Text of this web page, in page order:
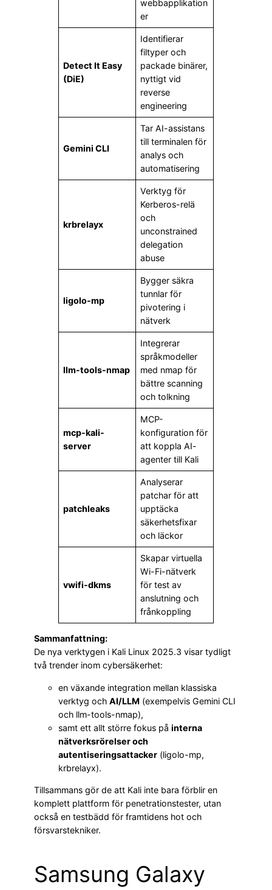
webbapplikation
er
Detect It Easy
(DiE)
Identifierar
filtyper och
packade binärer,
nyttigt vid
reverse
engineering
Gemini CLI
Tar AI-assistans
till terminalen för
analys och
automatisering
krbrelayx
Verktyg för
Kerberos-relä
och
unconstrained
delegation
abuse
ligolo-mp
Bygger säkra
tunnlar för
pivotering i
nätverk
llm-tools-nmap
Integrerar
språkmodeller
med nmap för
bättre scanning
och tolkning
mcp-kali-
server
MCP-
konfiguration för
att koppla AI-
agenter till Kali
patchleaks
Analyserar
patchar för att
upptäcka
säkerhetsfixar
och läckor
vwifi-dkms
Skapar virtuella
Wi-Fi-nätverk
för test av
anslutning och
frånkoppling
Sammanfattning:
De nya verktygen i Kali Linux 2025.3 visar tydligt
två trender inom cybersäkerhet:
en växande integration mellan klassiska
verktyg och AI/LLM (exempelvis Gemini CLI
och llm-tools-nmap),
samt ett allt större fokus på interna
nätverksrörelser och
autentiseringsattacker (ligolo-mp,
krbrelayx).
Tillsammans gör de att Kali inte bara förblir en
komplett plattform för penetrationstester, utan
också en testbädd för framtidens hot och
försvarstekniker.
Samsung Galaxy